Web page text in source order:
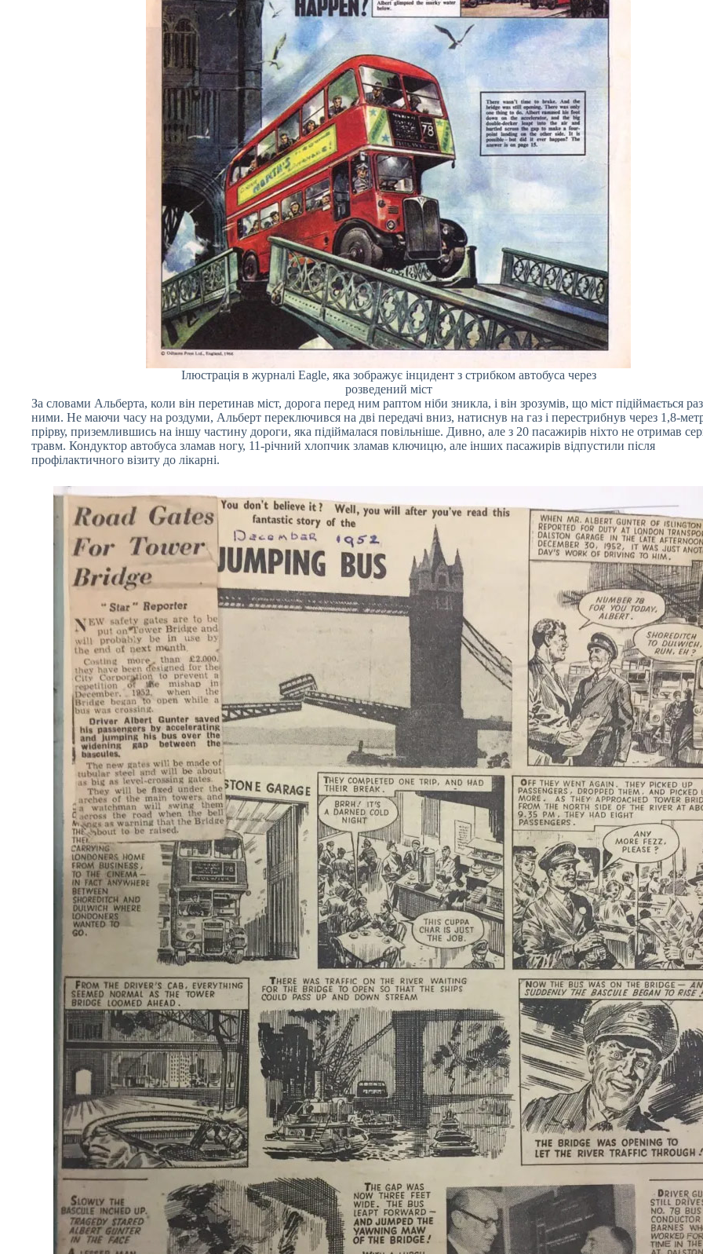
Ілюстрація в журналі Eagle, яка зображує інцидент з стрибком автобуса через
розведений міст
За словами Альберта, коли він перетинав міст, дорога перед ним раптом ніби зникла, і він зрозумів, що міст підіймається
ними. Не маючи часу на роздуми, Альберт переключився на дві передачі вниз, натиснув на газ і перестрибнув через 1,8-
прірву, приземлившись на іншу частину дороги, яка підіймалася повільніше. Дивно, але з 20 пасажирів ніхто не отримав
травм. Кондуктор автобуса зламав ногу, 11-річний хлопчик зламав ключицю, але інших пасажирів відпустили після
профілактичного візиту до лікарні.